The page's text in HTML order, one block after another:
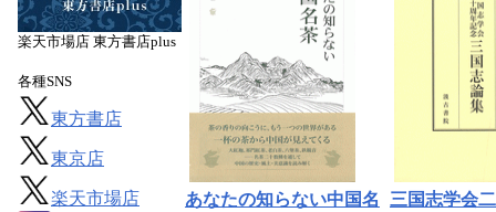
楽天市場店 東方書店plus
各種SNS
東方書店
東京店
楽天市場店
あなたの知らない中国名
三国志学会